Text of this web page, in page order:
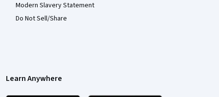
Modern Slavery Statement
Do Not Sell/Share
Learn Anywhere